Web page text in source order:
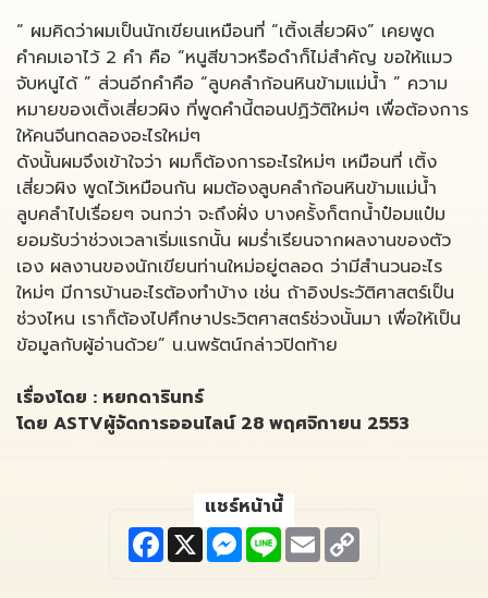
“ ผมคิดว่าผมเป็นนักเขียนเหมือนที่ “เติ้งเสี่ยวผิง” เคยพูด
คำคมเอาไว้ 2 คำ คือ “หนูสีขาวหรือดำก็ไม่สำคัญ ขอให้แมว
จับหนูได้ ” ส่วนอีกคำคือ “ลูบคลำก้อนหินข้ามแม่น้ำ ” ความ
หมายของเติ้งเสี่ยวผิง ที่พูดคำนี้ตอนปฏิวัติใหม่ๆ เพื่อต้องการ
ให้คนจีนทดลองอะไรใหม่ๆ
ดังนั้นผมจึงเข้าใจว่า ผมก็ต้องการอะไรใหม่ๆ เหมือนที่ เติ้ง
เสี่ยวผิง พูดไว้เหมือนกัน ผมต้องลูบคลำก้อนหินข้ามแม่น้ำ
ลูบคลำไปเรื่อยๆ จนกว่า จะถึงฝั่ง บางครั้งก็ตกน้ำป๋อมแป๋ม
ยอมรับว่าช่วงเวลาเริ่มแรกนั้น ผมร่ำเรียนจากผลงานของตัว
เอง ผลงานของนักเขียนท่านใหม่อยู่ตลอด ว่ามีสำนวนอะไร
ใหม่ๆ มีการบ้านอะไรต้องทำบ้าง เช่น ถ้าอิงประวัติศาสตร์เป็น
ช่วงไหน เราก็ต้องไปศึกษาประวิตศาสตร์ช่วงนั้นมา เพื่อให้เป็น
ข้อมูลกับผู้อ่านด้วย” น.นพรัตน์กล่าวปิดท้าย
เรื่องโดย : หยกดารินทร์
โดย ASTVผู้จัดการออนไลน์ 28 พฤศจิกายน 2553
แชร์หน้านี้
F
a
c
X M
e
s
L
n
E
m
a